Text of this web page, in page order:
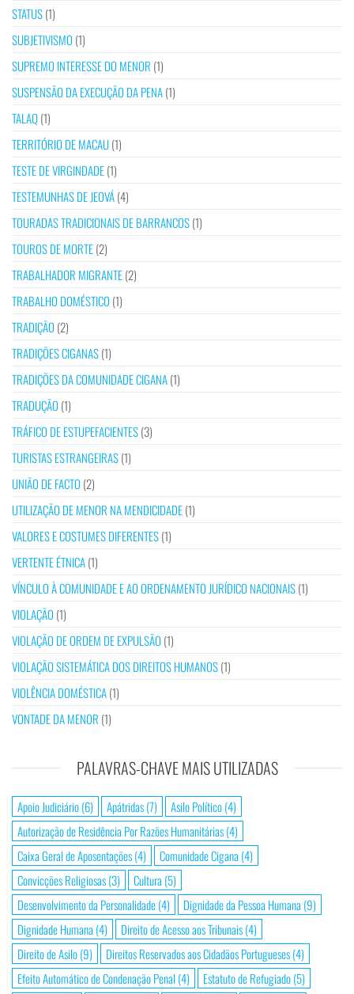
STATUS(1)
SUBJETIVISMO (1)
SUPREMO INTERESSE DO MENOR (1)
SUSPENSÃO DA EXECUÇÃO DA PENA(1)
TALAQ(1)
TERRITÓRIO DE MACAU(1)
TESTE DE VIRGINDADE(1)
TESTEMUNHAS DE JEOVÁ(4)
TOURADAS TRADICIONAIS DE BARRANCOS(1)
TOUROS DE MORTE(2)
TRABALHADOR MIGRANTE(2)
TRABALHO DOMÉSTICO (1)
TRADIÇÃO (2)
TRADIÇÕES CIGANAS(1)
TRADIÇÕES DA COMUNIDADE CIGANA(1)
TRADUÇÃO (1)
TRÁFICO DE ESTUPEFACIENTES(3)
TURISTAS ESTRANGEIRAS(1)
UNIÃO DE FACTO (2)
UTILIZAÇÃO DE MENOR NA MENDICIDADE(1)
VALORES E COSTUMES DIFERENTES(1)
VERTENTE ÉTNICA(1)
VÍNCULO À COMUNIDADE E AO ORDENAMENTO JURÍDICO NACIONAIS(1)
VIOLAÇÃO (1)
VIOLAÇÃO DE ORDEM DE EXPULSÃO (1)
VIOLAÇÃO SISTEMÁTICA DOS DIREITOS HUMANOS(1)
VIOLÊNCIA DOMÉSTICA(1)
VONTADE DA MENOR (1)
PALAVRAS-CHAVE MAIS UTILIZADAS
Apoio Judiciário(6) Apátridas(7) Asilo Político(4)
Autorização de Residência Por Razões Humanitárias(4)
Caixa Geral de Aposentações(4) Comunidade Cigana (4)
Convicções Religiosas(3) Cultura (5)
Desenvolvimento da Personalidade(4) Dignidade da Pessoa Humana (9)
Dignidade Humana (4) Direito de Acesso aos Tribunais(4)
Direito de Asilo(9) Direitos Reservados aos Cidadãos Portugueses(4)
Efeito Automático de Condenação Penal (4) Estatuto de Refugiado(5)